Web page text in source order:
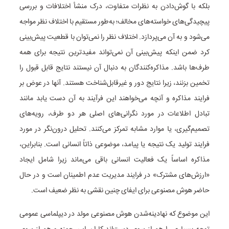
بلکه با گوش‌دادن به نظرات متفاوت، درک منشأ اختلافات و بررسی
پیچیدگی‌های خواسته‌های مخالف؛ به‌طور مستقیم با اختلاف نظر مواجه
می‌شود و به آن می‌پردازد. اختلاف نظر را نمی‌توان با قطعیت پیش‌بینی
کرد ضمن اینکه پیش‌بینی آن نمی‌تواند مفیدترین نتیجه برای همه
طرف‌ها باشد. مذاکره‌کنندگان به دنبال آن نیستند نتایج قابل قبول را
تخمین بزنند، زیرا نتایج دور و غیرقابل‌شناخت هستند. آنها در عوض بر
فرایند مذاکره و آنچه می‌خواهند این فرآیند به آن دست یابد مانند
تبادل اطلاعات در مورد نگرانی‌های اصلی هر دو طرف، رویه‌های
تصمیم‌گیری، یا موارد مشابه تمرکز می‌کنند. تحلیل درون‌نگر در مورد
فرایند تولید یک نتیجه یا پیامد، موضوعی ذاتاً انسانی است. بنابراین،
مذاکره اساساً یک فعالیت انسانی باقی می‌ماند زیرا شامل ایجاد
«ارزش‌های مشترک» در فرایند مدیریت عدم اطمینان است و در حال
حاضر هوش مصنوعی برای ایفای چنین نقشی به نظر ضعیف است.
این موضوع که نهادینه‌شدن هوش مصنوعی مولد در دیپلماسی عمومی